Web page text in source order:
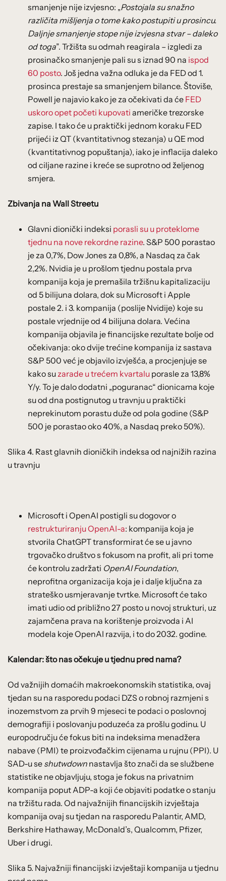
smanjenje nije izvjesno: „Postojala su snažno
različita mišljenja o tome kako postupiti u prosincu.
Daljnje smanjenje stope nije izvjesna stvar – daleko
od toga”. Tržišta su odmah reagirala – izgledi za
prosinačko smanjenje pali su s iznad 90 na ispod
60 posto. Još jedna važna odluka je da FED od 1.
prosinca prestaje sa smanjenjem bilance. Štoviše,
Powell je najavio kako je za očekivati da će FED
uskoro opet početi kupovati američke trezorske
zapise. I tako će u praktički jednom koraku FED
prijeći iz QT (kvantitativnog stezanja) u QE mod
(kvantitativnog popuštanja), iako je inflacija daleko
od ciljane razine i kreće se suprotno od željenog
smjera.
Zbivanja na Wall Streetu
Glavni dionički indeksi porasli su u proteklome
tjednu na nove rekordne razine. S&P 500 porastao
je za 0,7%, Dow Jones za 0,8%, a Nasdaq za čak
2,2%. Nvidia je u prošlom tjednu postala prva
kompanija koja je premašila tržišnu kapitalizaciju
od 5 bilijuna dolara, dok su Microsoft i Apple
postale 2. i 3. kompanija (poslije Nvidije) koje su
postale vrjednije od 4 bilijuna dolara. Većina
kompanija objavila je financijske rezultate bolje od
očekivanja: oko dvije trećine kompanija iz sastava
S&P 500 već je objavilo izvješća, a procjenjuje se
kako suzarade u trećem kvartalu porasle za 13,8%
Y/y. To je dalo dodatni „poguranac“ dionicama koje
su od dna postignutog u travnju u praktički
neprekinutom porastu duže od pola godine (S&P
500 je porastao oko 40%, a Nasdaq preko 50%).
Slika 4. Rast glavnih dioničkih indeksa od najnižih razina
u travnju
Microsoft i OpenAI postigli su dogovor o
restrukturiranju OpenAI-a: kompanija koja je
stvorila ChatGPT transformirat će se u javno
trgovačko društvo s fokusom na profit, ali pri tome
će kontrolu zadržati OpenAI Foundation,
neprofitna organizacija koja je i dalje ključna za
strateško usmjeravanje tvrtke. Microsoft će tako
imati udio od približno 27 posto u novoj strukturi, uz
zajamčena prava na korištenje proizvoda i AI
modela koje OpenAI razvija, i to do 2032. godine.
Kalendar: što nas očekuje u tjednu pred nama?
Od važnijih domaćih makroekonomskih statistika, ovaj
tjedan su na rasporedu podaci DZS o robnoj razmjeni s
inozemstvom za prvih 9 mjeseci te podaci o poslovnoj
demografiji i poslovanju poduzeća za prošlu godinu. U
europodručju će fokus biti na indeksima menadžera
nabave (PMI) te proizvođačkim cijenama u rujnu (PPI). U
SAD-u se shutwdown nastavlja što znači da se službene
statistike ne objavljuju, stoga je fokus na privatnim
kompanija poput ADP-a koji će objaviti podatke o stanju
na tržištu rada. Od najvažnijih financijskih izvještaja
kompanija ovaj su tjedan na rasporedu Palantir, AMD,
Berkshire Hathaway, McDonald’s, Qualcomm, Pfizer,
Uber i drugi.
Slika 5. Najvažniji financijski izvještaji kompanija u tjednu